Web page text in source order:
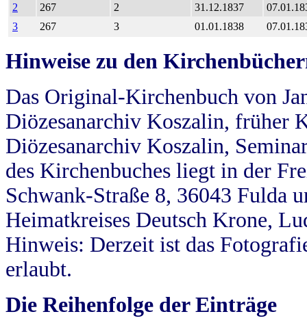
2
267 2 31.12.1837
3
267 3 01.01.1838
Hinweise zu den
Das Original-Kirchenbuch von
Diözesanarchiv Koszalin, früher
Diözesanarchiv Koszalin,
des Kirchenbuches liegt in der
Schwank-Straße 8, 36043 Fulda
Heimatkreises Deutsch Krone,
Hinweis: Derzeit ist das
erlaubt.
Die Reihenfolge der Einträge